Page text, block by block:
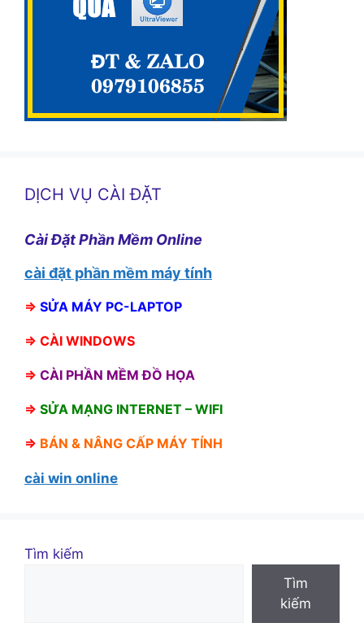
DỊCH VỤ CÀI ĐẶT
Cài Đặt Phần Mềm Online
cài đặt phần mềm máy tính
⇒ SỬA MÁY PC-LAPTOP
⇒ CÀI WINDOWS
⇒ CÀI PHẦN MỀM ĐỒ HỌA
⇒ SỬA MẠNG INTERNET – WIFI
⇒ BÁN & NÂNG CẤP MÁY TÍNH
cài win online
Tìm kiếm
Tìm
kiếm